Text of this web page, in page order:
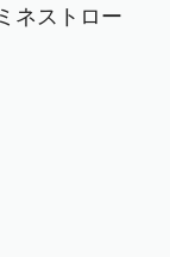
ネストロー